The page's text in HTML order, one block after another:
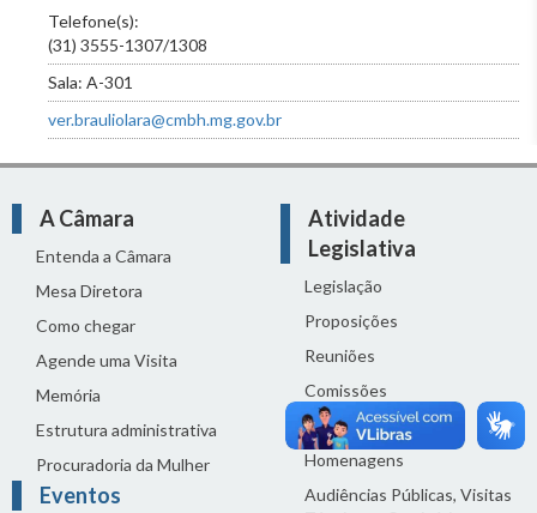
Telefone(s):
(31) 3555-1307/1308
Sala: A-301
ver.brauliolara@cmbh.mg.gov.br
A Câmara
Entenda a Câmara
Mesa Diretora
Como chegar
Agende uma Visita
Memória
Estrutura administrativa
Procuradoria da Mulher
Eventos
Atividade
Legislativa
Legislação
Proposições
Reuniões
Comissões
Ciclo Orçamentário
Homenagens
Audiências Públicas, Visitas